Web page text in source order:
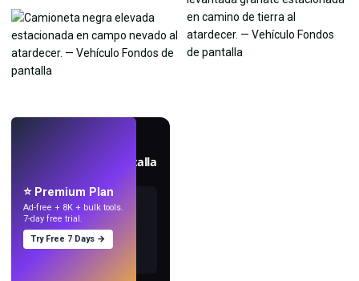
Crea fondos de pantalla
⭐ Premium Plan
Ad-free + 8K + bulk tools.
7-day free trial.
Try Free 7 Days →